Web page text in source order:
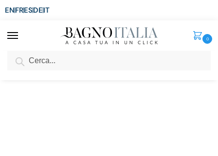
ENFRESDEIT
0
SCONTO del 3%